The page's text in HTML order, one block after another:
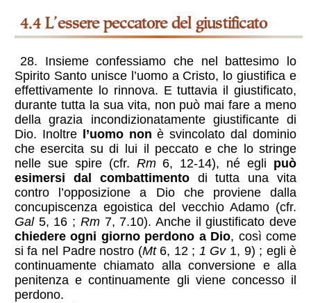
4.4 L’essere peccatore del giustificato
28. Insieme confessiamo che nel battesimo lo
Spirito Santo unisce l’uomo a Cristo, lo giustifica e
effettivamente lo rinnova. E tuttavia il giustificato,
durante tutta la sua vita, non può mai fare a meno
della grazia incondizionatamente giustificante di
Dio. Inoltre
l’uomo non è svincolato dal dominio
che esercita su di lui il peccato e che lo stringe
nelle sue spire (cfr. Rm6, 12-14), né egli può
esimersi dal combattimentodi tutta una vita
contro l’opposizione a Dio che proviene dalla
concupiscenza egoistica del vecchio Adamo (cfr.
Gal5, 16 ; Rm7, 7.10). Anche il giustificato deve
chiedere ogni giorno perdono a Dio, così come
si fa nel Padre nostro (Mt6, 12 ; 1 Gv1, 9) ; egli è
continuamente chiamato alla conversione e alla
penitenza e continuamente gli viene concesso il
perdono.